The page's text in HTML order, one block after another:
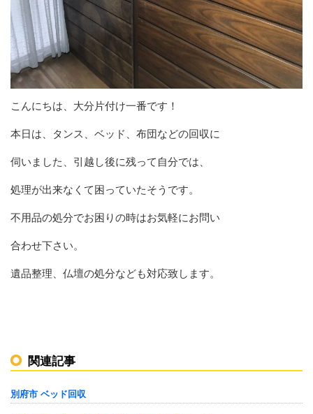
こんにちは、大分片付け一番です！
本日は、タンス、ベッド、布団などの回収に
伺いました、引越し後に残って自分では、
処理が出来なくて困っていたそうです。
不用品の処分でお困りの時はお気軽にお問い
合わせ下さい。
遺品整理、仏壇の処分なども対応致します。
関連記事
別府市 ベッド回収